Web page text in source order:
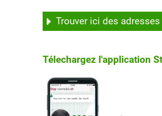
Trouver ici des
Télechargez l'application